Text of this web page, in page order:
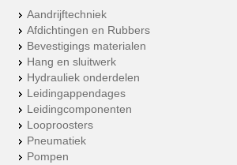
Aandrijftechniek
Afdichtingen en Rubbers
Bevestigings materialen
Hang en sluitwerk
Hydrauliek onderdelen
Leidingappendages
Leidingcomponenten
Looproosters
Pneumatiek
Pompen